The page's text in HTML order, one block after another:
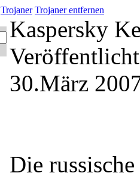
Trojaner Trojaner entfernen
Kaspersky
30.März
Die